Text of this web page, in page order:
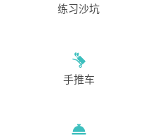
练习沙坑
手推车